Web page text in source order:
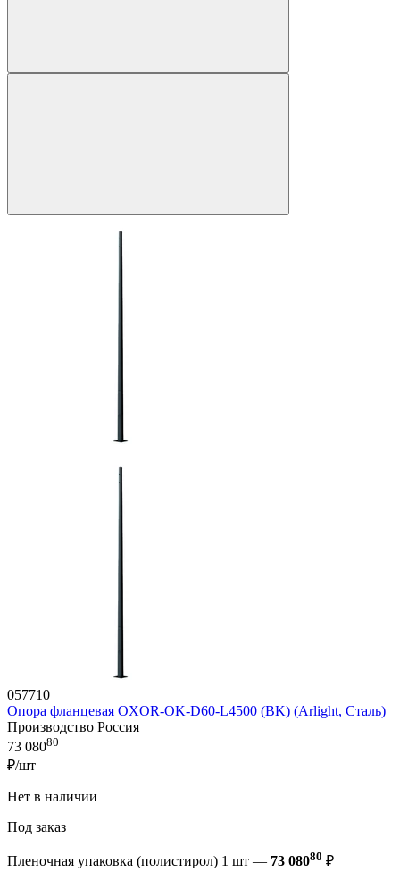
057710
Опора фланцевая OXOR-OK-D60-L4500 (BK) (Arlight, Сталь)
Производство Россия
73 08080
₽/шт
Нет в наличии
Под заказ
Пленочная упаковка (полистирол) 1 шт — 73 08080 ₽